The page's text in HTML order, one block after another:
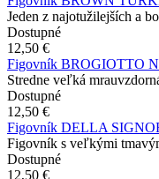
Jeden z najotužilejších a
Dostupné
12,50 €
Figovník BROGIOTTO
Stredne veľká
Dostupné
12,50 €
Figovník DELLA
Figovník s veľkými
Dostupné
12,50 €